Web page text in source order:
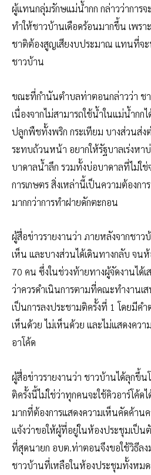
ผู้แทนกลุ่มรักษแม่น้ำกก กล่าวว่าการจ
ทำให้ชาวบ้านเดือดร้อนมากขึ้น เพรา
ชาติต้องสูญเสียงบประมาณ แทนที่จ
ชาวบ้าน
ขณะที่กำนันตำบลท่าตอนกล่าวว่า ช
เนื่องจากไม่สามารถใช้น้ำในแม่น้ำก
ปลูกพืชทั้งพริก กระเทียม บางส่วนส่ง
ระทบถ้วนหน้า อยากให้รัฐบาลเร่งหา
บาดาลน้ำลึก รวมทั้งบ่อบาดาลที่ไม่ใ
การเกษตร สิ่งเหล่านี้เป็นความต้องก
มากกว่าการทำฝายดักตะกอน
ผู้สื่อข่าวรายงานว่า ภายหลังจากชา
เห็น และบางส่วนได้เดินทางกลับ จน
70 คน ซึ่งในช่วงท้ายทางผู้จัดงานได้
ว่าควรดำเนินการตามที่คณะทำงานเ
เป็นการลงประชามติครั้งที่ 1 โดยมีคำ
เห็นด้วย ไม่เห็นด้วย และไม่แสดงคว
อาโค้ด
ผู้สื่อข่าวรายงานว่า ชาวบ้านได้ลุกขึ้น
ติครั้งนี้ไม่ใช่ว่าทุกคนจะใช้คิวอาร์โค้
มากที่ต้องการแสดงความเห็นคัดค้าน
แจ้งว่าขอให้ผู้ที่อยู่ในห้องประชุมเป็น
ที่สุดนายก อบต.ท่าตอนจึงขอใช้วิธีลง
ชาวบ้านที่เหลือในห้องประชุมทั้งหม